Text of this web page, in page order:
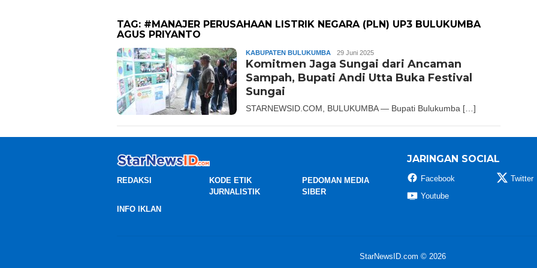
TAG: #MANAJER PERUSAHAAN LISTRIK NEGARA (PLN) UP3 BULUKUMBA
AGUS PRIYANTO
KABUPATEN BULUKUMBA Slamet
Riady
29 Juni 2025
Komitmen Jaga Sungai dari Ancaman
Sampah, Bupati Andi Utta Buka Festival
Sungai
STARNEWSID.COM, BULUKUMBA — Bupati Bulukumba […]
REDAKSI
KODE ETIK
JURNALISTIK
PEDOMAN MEDIA
SIBER
INFO IKLAN
JARINGAN SOCIAL
Facebook Twitter
Youtube
StarNewsID.com © 2026